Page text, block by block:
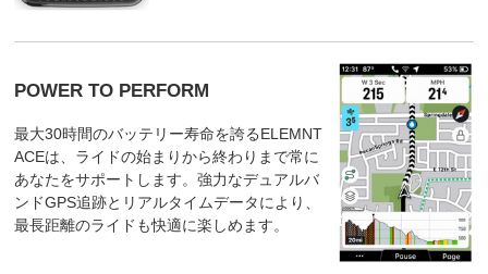
POWER TO PERFORM
最大30時間のバッテリー寿命を誇るELEMNT
ACEは、ライドの始まりから終わりまで常に
あなたをサポートします。強力なデュアルバ
ンドGPS追跡とリアルタイムデータにより、
最長距離のライドも快適に楽しめます。